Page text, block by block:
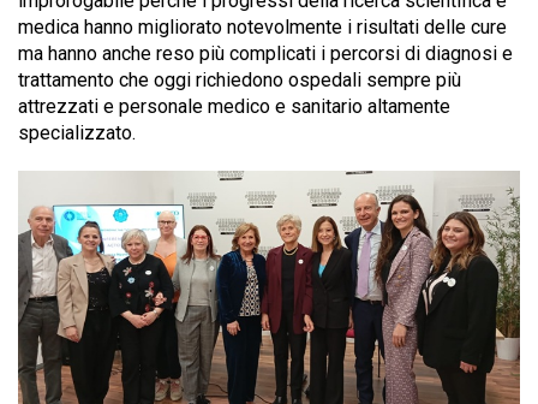
medica hanno migliorato notevolmente i risultati delle cure
ma hanno anche reso più complicati i percorsi di diagnosi e
trattamento che oggi richiedono ospedali sempre più
attrezzati e personale medico e sanitario altamente
specializzato.